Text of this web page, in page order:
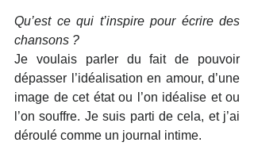
Qu’est ce qui t’inspire pour écrire des
chansons ?
Je voulais parler du fait de pouvoir
dépasser l’idéalisation en amour, d’une
image de cet état ou l’on idéalise et ou
l’on souffre. Je suis parti de cela, et j’ai
déroulé comme un journal intime.